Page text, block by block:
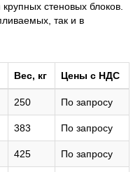
стеновых блоков.
так и в
Вес, кг Цены с НДС
250 По запросу
383 По запросу
425 По запросу